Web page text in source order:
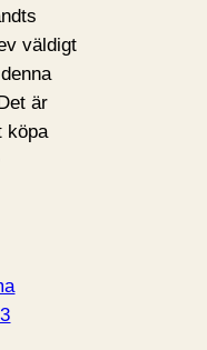
väldigt
är
köpa